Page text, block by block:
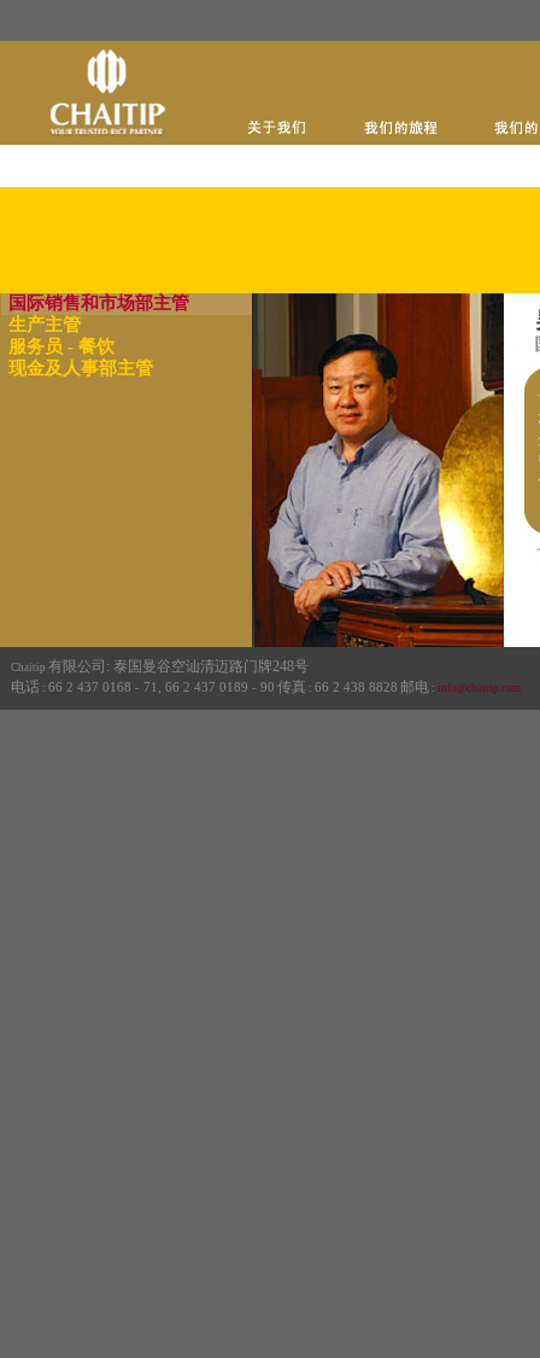
国际销售和市场部主管
生产主管
服务员 - 餐饮
现金及人事部主管
Chaitip 有限公司: 泰国曼谷空讪清迈路门牌248号
电话 : 66 2 437 0168 - 71, 66 2 437 0189 - 90 传真 : 66 2 438 8828 邮电 : info@chaitip.com